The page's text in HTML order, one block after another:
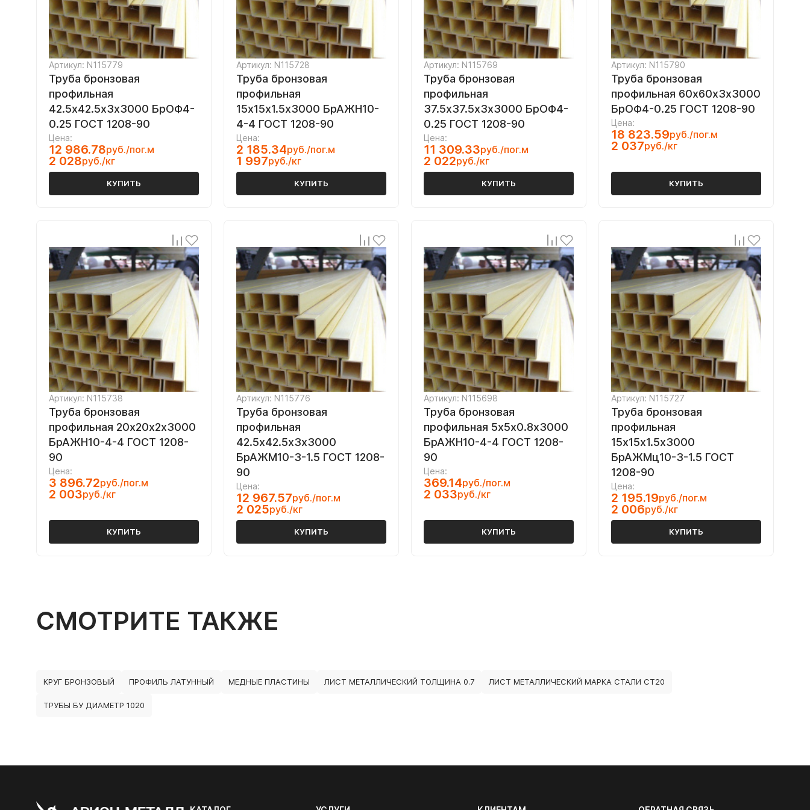
Артикул: N115779
Труба бронзовая
профильная
42.5х42.5х3х3000 БрОФ4-
0.25 ГОСТ 1208-90
Цена:
12 986.78руб./пог.м
2 028руб./кг
КУПИТЬ
Артикул: N115728
Труба бронзовая
профильная
15х15х1.5х3000 БрАЖН10-
4-4 ГОСТ 1208-90
Цена:
2 185.34руб./пог.м
1 997руб./кг
КУПИТЬ
Артикул: N115769
Труба бронзовая
профильная
37.5х37.5х3х3000 БрОФ4-
0.25 ГОСТ 1208-90
Цена:
11 309.33руб./пог.м
2 022руб./кг
КУПИТЬ
Артикул: N115790
Труба бронзовая
профильная 60х60х3х3000
БрОФ4-0.25 ГОСТ 1208-90
Цена:
18 823.59руб./пог.м
2 037руб./кг
КУПИТЬ
Артикул: N115738
Труба бронзовая
профильная 20х20х2х3000
БрАЖН10-4-4 ГОСТ 1208-
90
Цена:
3 896.72руб./пог.м
2 003руб./кг
КУПИТЬ
Артикул: N115776
Труба бронзовая
профильная
42.5х42.5х3х3000
БрАЖМ10-3-1.5 ГОСТ 1208-
90
Цена:
12 967.57руб./пог.м
2 025руб./кг
КУПИТЬ
Артикул: N115698
Труба бронзовая
профильная 5х5х0.8х3000
БрАЖН10-4-4 ГОСТ 1208-
90
Цена:
369.14руб./пог.м
2 033руб./кг
КУПИТЬ
Артикул: N115727
Труба бронзовая
профильная
15х15х1.5х3000
БрАЖМц10-3-1.5 ГОСТ
1208-90
Цена:
2 195.19руб./пог.м
2 006руб./кг
КУПИТЬ
СМОТРИТЕ ТАКЖЕ
КРУГ БРОНЗОВЫЙ ПРОФИЛЬ ЛАТУННЫЙ МЕДНЫЕ ПЛАСТИНЫ ЛИСТ МЕТАЛЛИЧЕСКИЙ ТОЛЩИНА 0.7 ЛИСТ МЕТАЛЛИЧЕСКИЙ МАРКА СТАЛИ СТ20
ТРУБЫ БУ ДИАМЕТР 1020